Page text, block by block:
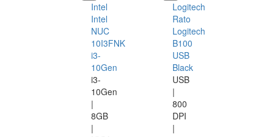
Intel
Intel
NUC
10I3FNK
i3-
10Gen
i3-
10Gen
|
8GB
|
Logitech
Rato
Logitech
B100
USB
Black
USB
|
800
DPI
|